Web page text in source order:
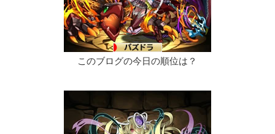
このブログの今日の順位は？